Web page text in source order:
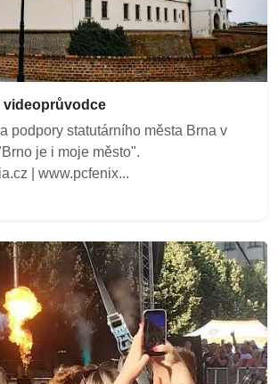
videoprůvodce
podpory statutárního města Brna v
je i moje město".
| www.pcfenix...